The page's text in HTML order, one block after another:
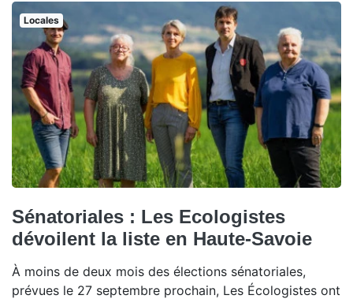
Locales
Sénatoriales : Les Ecologistes
dévoilent la liste en Haute-Savoie
À moins de deux mois des élections sénatoriales,
prévues le 27 septembre prochain, Les Écologistes ont